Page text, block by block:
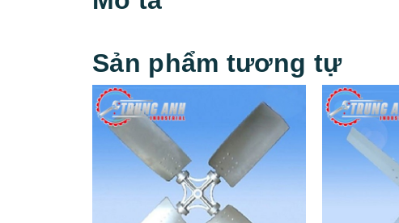
Sản phẩm tương tự